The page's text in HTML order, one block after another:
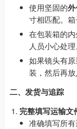
使用坚固的
寸相匹配。
在包装箱的
人员小心处理
如果镜头有
装，然后再放
二、发货与追踪
完整填写运输文
准确填写所